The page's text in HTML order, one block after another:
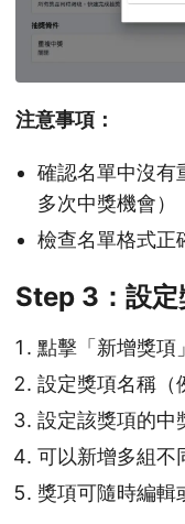
注意事項：
確認名單中沒有
多次中獎機會）
檢查名單格式正
Step 3：設定
點擊「新增獎項
設定獎項名稱（
設定該獎項的中
可以新增多組不
獎項可隨時編輯